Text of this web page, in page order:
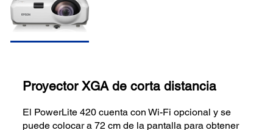
Proyector XGA de corta distancia
El PowerLite 420 cuenta con Wi-Fi opcional y se
puede colocar a 72 cm de la pantalla para obtener